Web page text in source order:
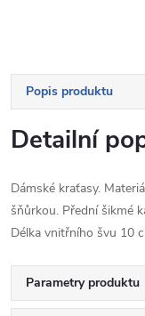
Popis produktu
Detailní
Dámské kraťasy.
šňůrkou. Přední šikmé
Délka vnitřního švu 10
Parametry produktu